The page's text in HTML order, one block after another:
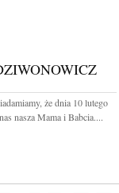
że dnia 10 lutego
nasza Mama i Babcia....